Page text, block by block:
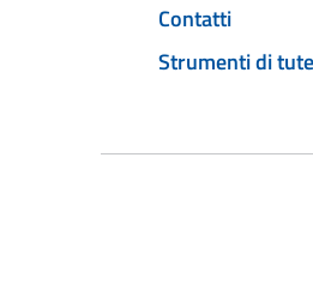
Contatti
Strumenti di